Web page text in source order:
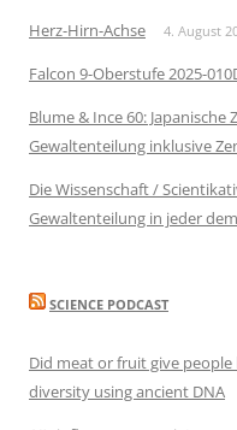
Herz-Hirn-Achse 4. August
Falcon 9-Oberstufe 2025-
Blume & Ince 60:
Gewaltenteilung inklusive
Die Wissenschaft /
Gewaltenteilung in jeder
SCIENCE PODCAST
Did meat or fruit give
diversity using ancient DNA